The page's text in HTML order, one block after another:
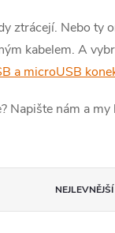
ztrácejí. Nebo
kabelem. A
a microUSB
Napište nám a
NEJLEVNĚJŠÍ